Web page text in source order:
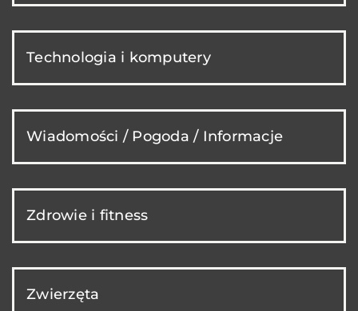
Technologia i komputery
Wiadomości / Pogoda / Informacje
Zdrowie i fitness
Zwierzęta